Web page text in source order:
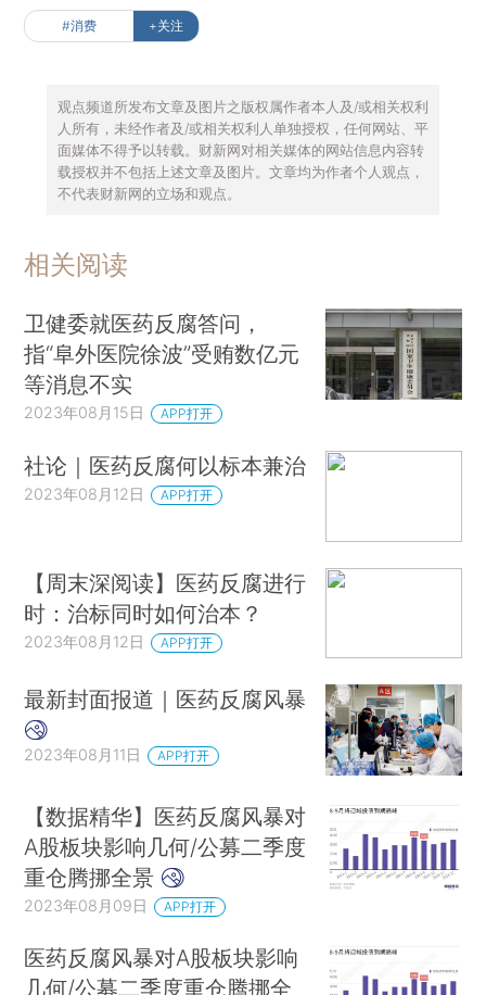
#消费 +关注
观点频道所发布文章及图片之版权属作者本人及/或相关权利
人所有，未经作者及/或相关权利人单独授权，任何网站、平
面媒体不得予以转载。财新网对相关媒体的网站信息内容转
载授权并不包括上述文章及图片。文章均为作者个人观点，
不代表财新网的立场和观点。
相关阅读
卫健委就医药反腐答问，
指“阜外医院徐波”受贿数亿元
等消息不实
2023年08月15日 APP打开
社论｜医药反腐何以标本兼治
2023年08月12日 APP打开
【周末深阅读】医药反腐进行
时：治标同时如何治本？
2023年08月12日 APP打开
最新封面报道｜医药反腐风暴
2023年08月11日 APP打开
【数据精华】医药反腐风暴对
A股板块影响几何/公募二季度
重仓腾挪全景
2023年08月09日 APP打开
医药反腐风暴对A股板块影响
几何/公募二季度重仓腾挪全